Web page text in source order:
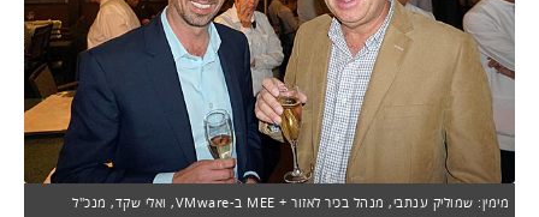
מימין: שמוליק ענתבי, מנהל בכיר לאזור + MEE ב-VMware, ואלי שקד, מנכ"ל